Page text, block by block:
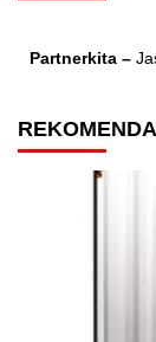
Partnerkita –